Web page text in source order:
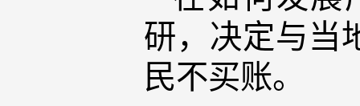
研，决定与当
民不买账。